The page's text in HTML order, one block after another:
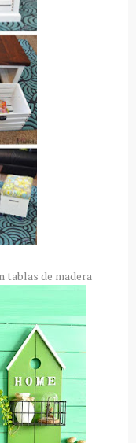
tablas de madera